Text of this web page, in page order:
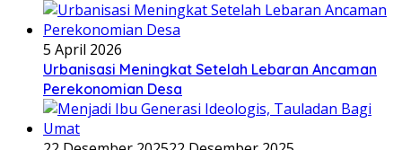
5 April 2026
Urbanisasi Meningkat Setelah Lebaran Ancaman
Perekonomian Desa